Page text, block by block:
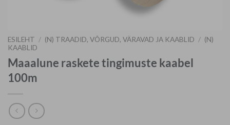
ESILEHT / (N) TRAADID, VÕRGUD, VÄRAVAD JA KAABLID / (N)
KAABLID
Maaalune raskete tingimuste kaabel
100m